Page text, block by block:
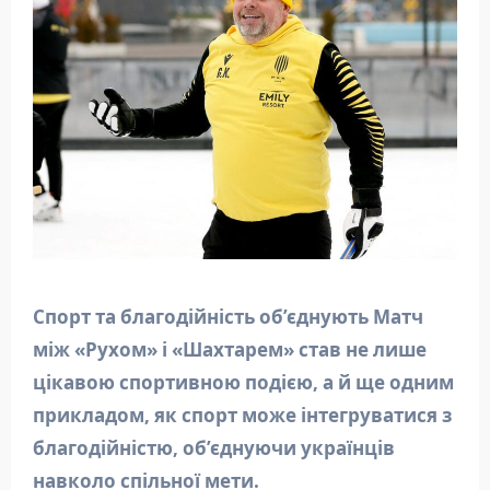
Спорт та благодійність об’єднуютьМатч
між «Рухом» і «Шахтарем» став не лише
цікавою спортивною подією, а й ще одним
прикладом, як спорт може інтегруватися з
благодійністю, об’єднуючи українців
навколо спільної мети.